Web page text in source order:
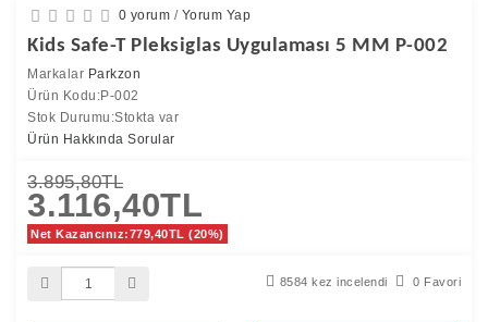
0 yorum / Yorum Yap
Kids Safe-T Pleksiglas Uygulaması 5 MM P-002
Markalar Parkzon
Ürün Kodu:P-002
Stok Durumu:Stokta var
Ürün Hakkında Sorular
3.895,80TL
3.116,40TL
Net Kazancınız:779,40TL (20%)
8584 kez incelendi 0 Favori